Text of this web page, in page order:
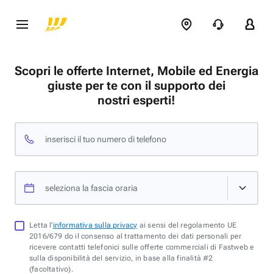
Scopri le offerte Internet, Mobile ed Energia
giuste per te con il supporto dei
nostri esperti!
inserisci il tuo numero di telefono
seleziona la fascia oraria
Letta l'informativa sulla privacy ai sensi del regolamento UE
2016/679 do il consenso al trattamento dei dati personali per
ricevere contatti telefonici sulle offerte commerciali di Fastweb e
sulla disponibilità del servizio, in base alla finalità #2
(facoltativo).